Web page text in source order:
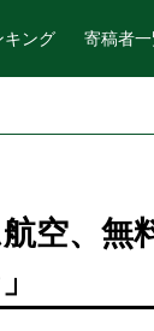
キング 寄稿者
空、無